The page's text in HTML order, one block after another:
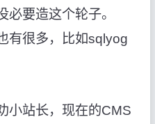
要造这个轮子。
有很多，比如sqlyog
小站长，现在的CMS